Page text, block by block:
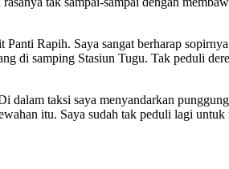
Rapih. Saya sangat berharap
di samping Stasiun Tugu. Tak peduli
taksi saya menyandarkan
itu. Saya sudah tak peduli lagi